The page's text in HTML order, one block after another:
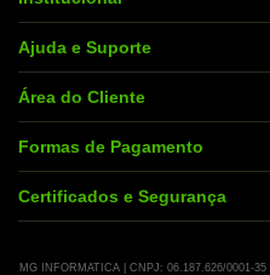
Ajuda e Suporte
Área do Cliente
Formas de Pagamento
Certificados e Segurança
MG INFORMATICA | CNPJ: 06.187.626/0001-